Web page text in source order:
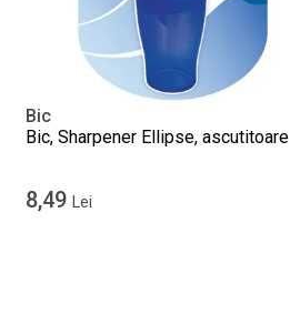
Bic
Bic, Sharpener Ellipse, ascutitoare
8,49 Lei